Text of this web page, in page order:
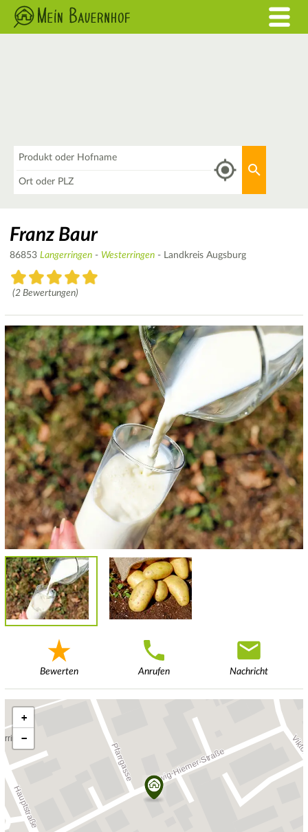
Franz Baur
86853 Langerringen - Westerringen - Landkreis Augsburg
(2 Bewertungen)
Bewerten Anrufen Nachricht
+
−